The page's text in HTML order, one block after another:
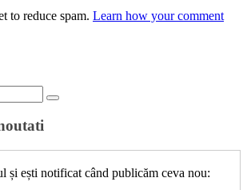
to reduce spam. Learn how your comment
și ești notificat când publicăm ceva nou: